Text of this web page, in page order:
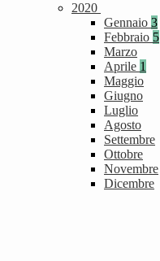
2020
Gennaio 3
Febbraio 5
Marzo
Aprile 1
Maggio
Giugno
Luglio
Agosto
Settembre
Ottobre
Novembre
Dicembre